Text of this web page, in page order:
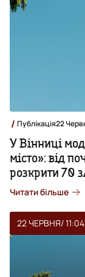
Публікація22
У Вінниці
місто»: від
розкрити 70
Читати більше
22 ЧЕРВНЯ/ 11:04